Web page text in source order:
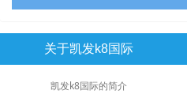
关于凯发k8国际
凯发k8国际的简介